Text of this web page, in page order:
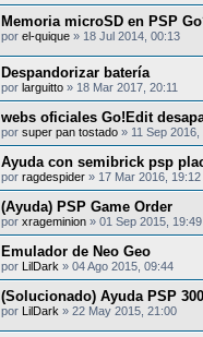
Memoria microSD en PSP
por el-quique » 18 Jul 2014, 00:13
Despandorizar batería
por larguitto » 18 Mar 2017, 20:11
webs oficiales Go!Edit
por super pan tostado » 11 Sep 2016,
Ayuda con semibrick psp
por ragdespider » 17 Mar 2016, 19:12
(Ayuda) PSP Game Order
por xrageminion » 01 Sep 2015, 19:49
Emulador de Neo Geo
por LilDark » 04 Ago 2015, 09:44
(Solucionado) Ayuda PSP
por LilDark » 22 May 2015, 21:00